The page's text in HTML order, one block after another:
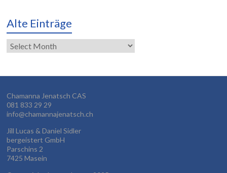
Alte Einträge
Alte
Einträge
Chamanna Jenatsch CAS
081 833 29 29
info@chamannajenatsch.ch
Jill Lucas & Daniel Sidler
bergeistert GmbH
Parschins 2
7425 Masein